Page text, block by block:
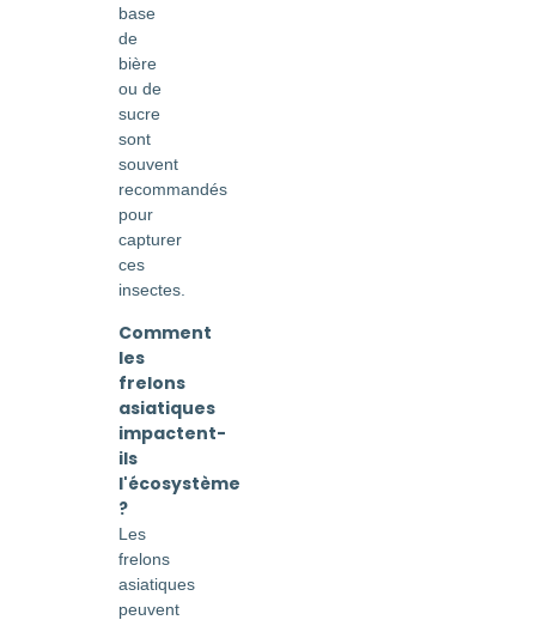
base
de
bière
ou de
sucre
sont
souvent
recommandés
pour
capturer
ces
insectes.
Comment
les
frelons
asiatiques
impactent-
ils
l'écosystème
?
Les
frelons
asiatiques
peuvent